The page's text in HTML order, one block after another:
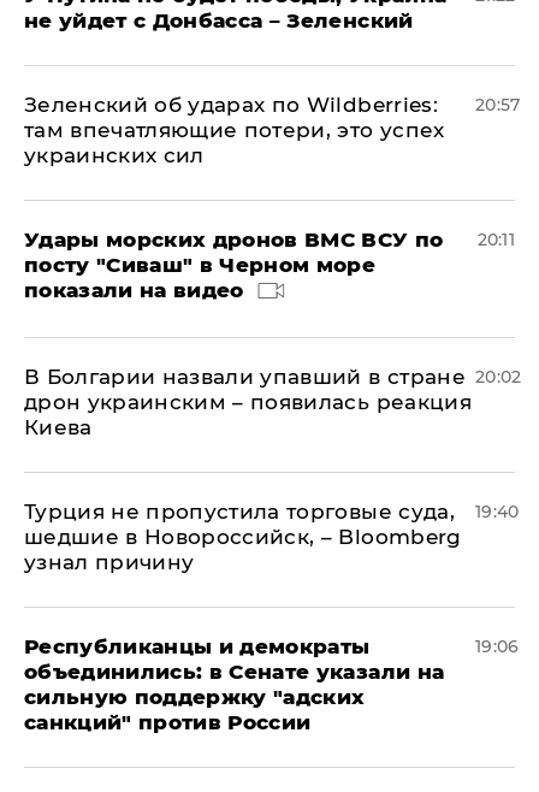
не уйдет с Донбасса – Зеленский
Зеленский об ударах по Wildberries:
там впечатляющие потери, это успех
украинских сил
20:57
Удары морских дронов ВМС ВСУ по
посту "Сиваш" в Черном море
показали на видео
20:11
В Болгарии назвали упавший в стране
дрон украинским – появилась реакция
Киева
20:02
Турция не пропустила торговые суда,
шедшие в Новороссийск, – Bloomberg
узнал причину
19:40
Республиканцы и демократы
объединились: в Сенате указали на
сильную поддержку "адских
санкций" против России
19:06